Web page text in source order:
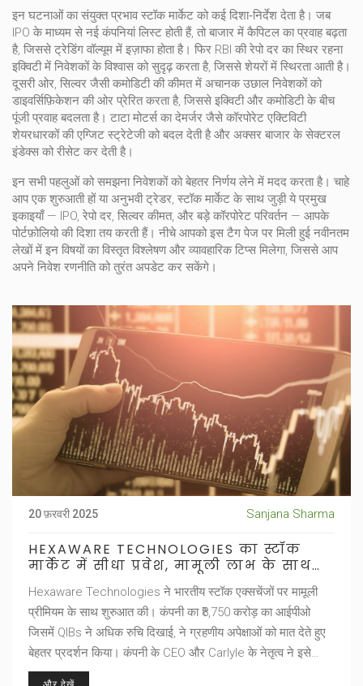
इन घटनाओं का संयुक्त प्रभाव स्टॉक मार्केट को कई दिशा‑निर्देश देता है। जब
IPO के माध्यम से नई कंपनियां लिस्ट होती हैं, तो बाजार में कैपिटल का प्रवाह बढ़ता
है, जिससे ट्रेडिंग वॉल्यूम में इज़ाफा होता है। फिर RBI की रेपो दर का स्थिर रहना
इक्विटी में निवेशकों के विश्वास को सुदृढ़ करता है, जिससे शेयरों में स्थिरता आती है।
दूसरी ओर, सिल्वर जैसी कमोडिटी की कीमत में अचानक उछाल निवेशकों को
डाइवर्सिफ़िकेशन की ओर प्रेरित करता है, जिससे इक्विटी और कमोडिटी के बीच
पूंजी प्रवाह बदलता है। टाटा मोटर्स का देमर्जर जैसे कॉरपोरेट एक्टिविटी
शेयरधारकों की एग्जिट स्ट्रेटेजी को बदल देती है और अक्सर बाजार के सेक्टरल
इंडेक्स को रीसेट कर देती है।
इन सभी पहलुओं को समझना निवेशकों को बेहतर निर्णय लेने में मदद करता है। चाहे
आप एक शुरुआती हों या अनुभवी ट्रेडर, स्टॉक मार्केट के साथ जुड़ी ये प्रमुख
इकाइयाँ — IPO, रेपो दर, सिल्वर कीमत, और बड़े कॉरपोरेट परिवर्तन — आपके
पोर्टफ़ोलियो की दिशा तय करती हैं। नीचे आपको इस टैग पेज पर मिली हुई नवीनतम
लेखों में इन विषयों का विस्तृत विश्लेषण और व्यावहारिक टिप्स मिलेगा, जिससे आप
अपने निवेश रणनीति को तुरंत अपडेट कर सकेंगे।
20 फ़रवरी 2025 Sanjana Sharma
HEXAWARE TECHNOLOGIES का स्टॉक
मार्केट में सीधा प्रवेश, मामूली लाभ के साथ
Hexaware Technologies ने भारतीय स्टॉक एक्सचेंजों पर मामूली
प्रीमियम के साथ शुरुआत की। कंपनी का ₹8,750 करोड़ का आईपीओ
जिसमें QIBs ने अधिक रुचि दिखाई, ने ग्रहणीय अपेक्षाओं को मात देते हुए
बेहतर प्रदर्शन किया। कंपनी के CEO और Carlyle के नेतृत्व ने इसे
विकास और पारदर्शिता की दिशा में महत्वपूर्ण कदम बताया।